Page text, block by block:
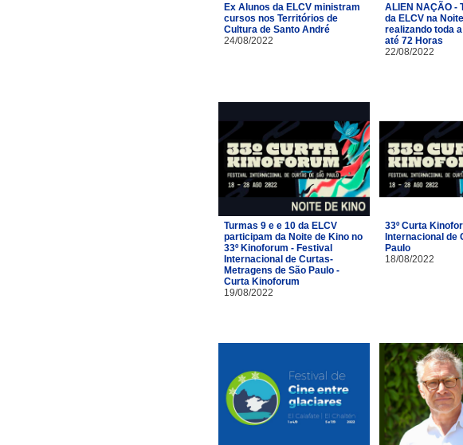
Ex Alunos da ELCV ministram
cursos nos Territórios de
Cultura de Santo André
24/08/2022
ALIEN NAÇÃO -
da ELCV na
realizando toda
até 72 Horas
22/08/2022
Turmas 9 e e 10 da ELCV
participam da Noite de Kino no
33º Kinoforum - Festival
Internacional de Curtas-
Metragens de São Paulo -
Curta Kinoforum
19/08/2022
33º Curta
Internacional de
Paulo
18/08/2022